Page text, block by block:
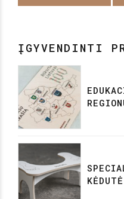
ĮGYVENDINTI